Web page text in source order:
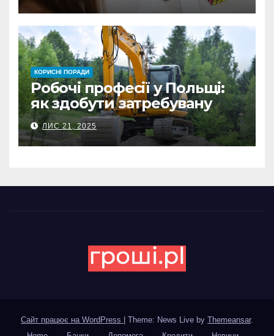
КОРИСНІ ПОРАДИ
Робочі професії у Польщі:
як здобути затребувану
спеціальність та заробляти
гідні гроші
ЛИС 21, 2025
Сайт працює на WordPress | Theme: News Live by Themeansar.